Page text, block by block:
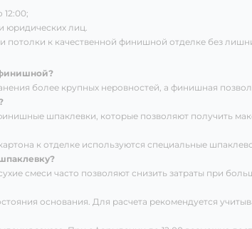
юридических лиц.
потолки к качественной финишной отделке без
финишной?
более крупных неровностей, а финишная
шпаклевки, которые позволяют получить
к отделке используются специальные
смеси часто позволяют снизить затраты при
основания. Для расчета рекомендуется